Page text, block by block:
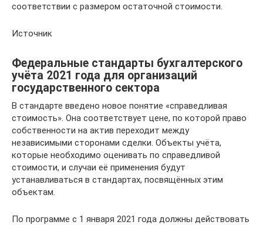
соответствии с размером остаточной стоимости.
Источник
Федеральные стандарты бухгалтерского
учёта 2021 года для организаций
государственного сектора
В стандарте введено новое понятие «справедливая
стоимость». Она соответствует цене, по которой право
собственности на актив переходит между
независимыми сторонами сделки. Объекты учёта,
которые необходимо оценивать по справедливой
стоимости, и случаи её применения будут
устанавливаться в стандартах, посвящённых этим
объектам.
По программе с 1 января 2021 года должны действовать